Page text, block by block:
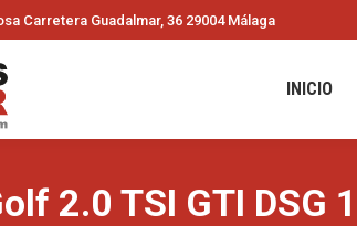
Carretera Guadalmar, 36 29004 Málaga
INICIO
2.0 TSI GTI DSG